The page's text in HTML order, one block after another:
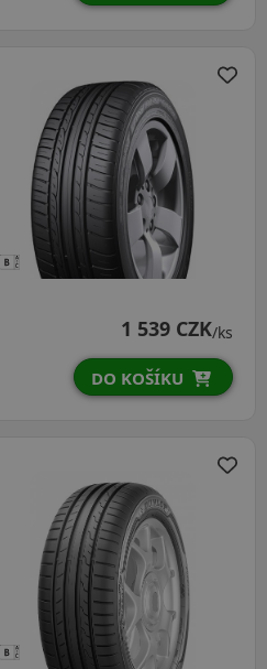
1 539 CZK/ks
DO KOŠÍKU